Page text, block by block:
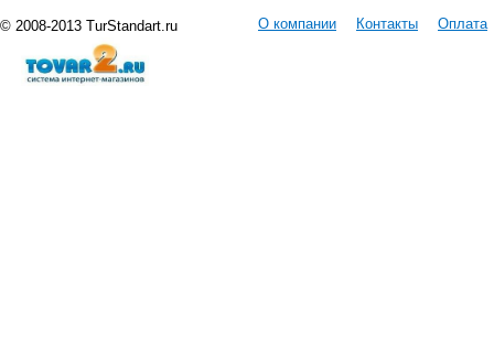
© 2008-2013 TurStandart.ru О компании Контакты Оплата